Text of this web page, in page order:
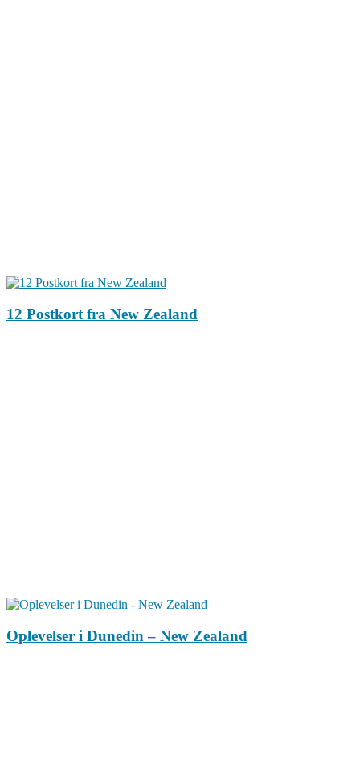
12 Postkort fra New Zealand
Oplevelser i Dunedin – New Zealand